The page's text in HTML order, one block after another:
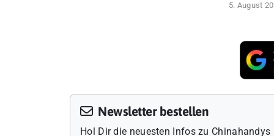
5. August
Newsletter bestellen
Hol Dir die neuesten Infos zu